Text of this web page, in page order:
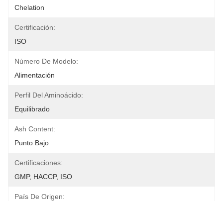
Chelation
Certificación:
ISO
Número De Modelo:
Alimentación
Perfil Del Aminoácido:
Equilibrado
Ash Content:
Punto Bajo
Certificaciones:
GMP, HACCP, ISO
País De Origen: